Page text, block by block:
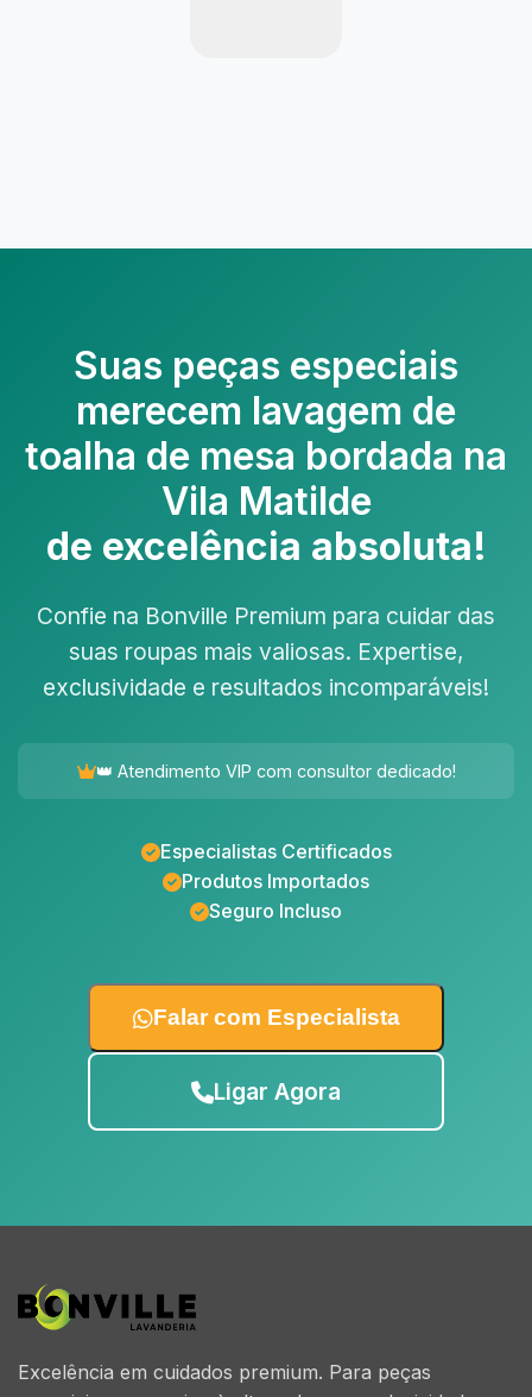
Suas peças especiais
merecem lavagem de
toalha de mesa bordada na
Vila Matilde
de excelência absoluta!
Confie na Bonville Premium para cuidar das
suas roupas mais valiosas. Expertise,
exclusividade e resultados incomparáveis!
👑 Atendimento VIP com consultor dedicado!
Especialistas Certificados
Produtos Importados
Seguro Incluso
Falar com Especialista
Ligar Agora
Excelência em cuidados premium. Para peças